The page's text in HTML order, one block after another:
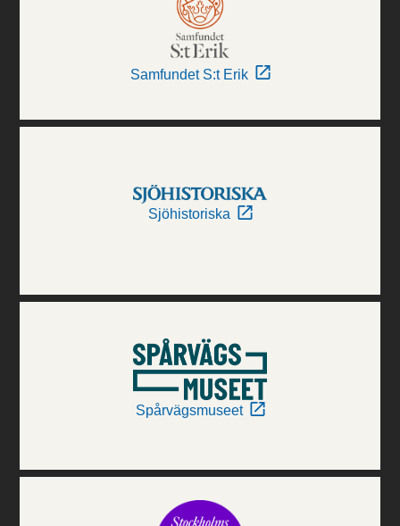
Samfundet S:t Erik
Sjöhistoriska
Spårvägsmuseet